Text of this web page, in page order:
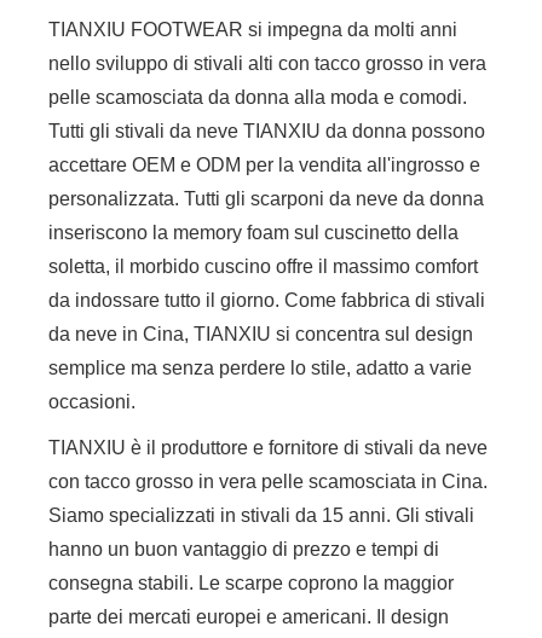
TIANXIU FOOTWEAR si impegna da molti anni
nello sviluppo di stivali alti con tacco grosso in vera
pelle scamosciata da donna alla moda e comodi.
Tutti gli stivali da neve TIANXIU da donna possono
accettare OEM e ODM per la vendita all'ingrosso e
personalizzata. Tutti gli scarponi da neve da donna
inseriscono la memory foam sul cuscinetto della
soletta, il morbido cuscino offre il massimo comfort
da indossare tutto il giorno. Come fabbrica di stivali
da neve in Cina, TIANXIU si concentra sul design
semplice ma senza perdere lo stile, adatto a varie
occasioni.
TIANXIU è il produttore e fornitore di stivali da neve
con tacco grosso in vera pelle scamosciata in Cina.
Siamo specializzati in stivali da 15 anni. Gli stivali
hanno un buon vantaggio di prezzo e tempi di
consegna stabili. Le scarpe coprono la maggior
parte dei mercati europei e americani. Il design